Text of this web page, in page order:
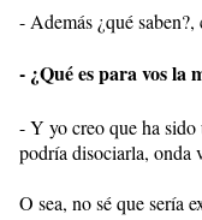
- Además ¿qué
- ¿Qué es para vos la
- Y yo creo que ha sido
podría disociarla, onda
O sea, no sé que sería